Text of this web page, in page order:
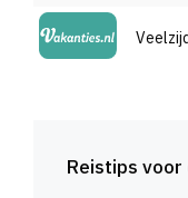
Reistips